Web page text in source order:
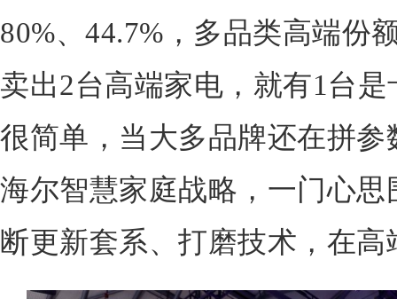
80%、44.7%，多品类高端份
卖出2台高端家电，就有1台
很简单，当大多品牌还在拼
海尔智慧家庭战略，一门心
断更新套系、打磨技术，在